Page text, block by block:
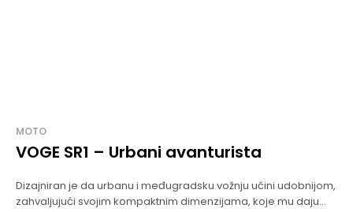
MOTO
VOGE SR1 – Urbani avanturista
Dizajniran je da urbanu i međugradsku vožnju učini udobnijom,
zahvaljujući svojim kompaktnim dimenzijama, koje mu daju...